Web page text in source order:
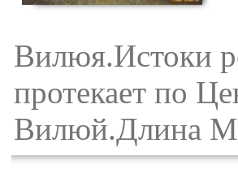
Вилюя.Истоки
протекает по
Вилюй.Длина